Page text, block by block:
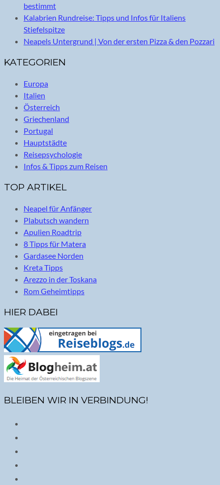
bestimmt
Kalabrien Rundreise: Tipps und Infos für Italiens
Stiefelspitze
Neapels Untergrund | Von der ersten Pizza & den Pozzari
KATEGORIEN
Europa
Italien
Österreich
Griechenland
Portugal
Hauptstädte
Reisepsychologie
Infos & Tipps zum Reisen
TOP ARTIKEL
Neapel für Anfänger
Plabutsch wandern
Apulien Roadtrip
8 Tipps für Matera
Gardasee Norden
Kreta Tipps
Arezzo in der Toskana
Rom Geheimtipps
HIER DABEI
BLEIBEN WIR IN VERBINDUNG!